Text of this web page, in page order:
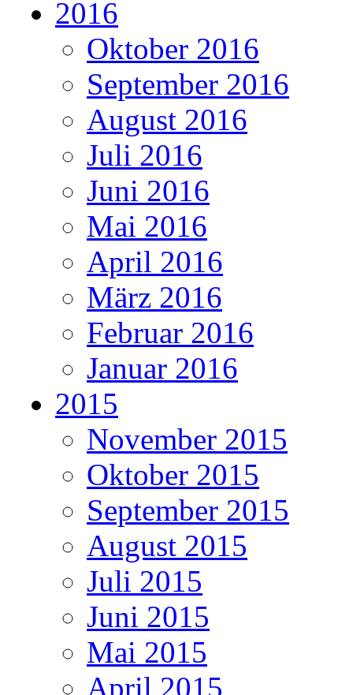
2016
Oktober 2016
September 2016
August 2016
Juli 2016
Juni 2016
Mai 2016
April 2016
März 2016
Februar 2016
Januar 2016
2015
November 2015
Oktober 2015
September 2015
August 2015
Juli 2015
Juni 2015
Mai 2015
April 2015